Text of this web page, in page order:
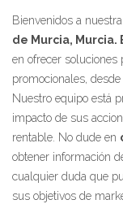
Bienvenidos a nuestra
de Murcia, Murcia.
en ofrecer soluciones
promocionales,
Nuestro equipo está
impacto de sus
rentable. No dude en
obtener información
cualquier duda que
sus objetivos de